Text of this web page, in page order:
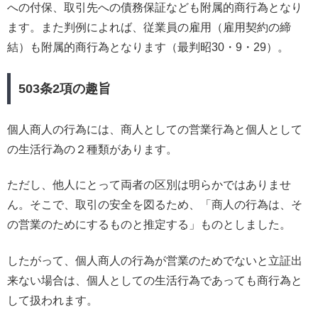
への付保、取引先への債務保証なども附属的商行為となり
ます。また判例によれば、従業員の雇用（雇用契約の締
結）も附属的商行為となります（最判昭30・9・29）。
503条2項の趣旨
個人商人の行為には、商人としての営業行為と個人として
の生活行為の２種類があります。
ただし、他人にとって両者の区別は明らかではありませ
ん。そこで、取引の安全を図るため、「商人の行為は、そ
の営業のためにするものと推定する」ものとしました。
したがって、個人商人の行為が営業のためでないと立証出
来ない場合は、個人としての生活行為であっても商行為と
して扱われます。